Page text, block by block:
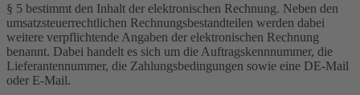
§ 5 bestimmt den Inhalt der elektronischen Rechnung. Neben den
umsatzsteuerrechtlichen Rechnungsbestandteilen werden dabei
weitere verpflichtende Angaben der elektronischen Rechnung
benannt. Dabei handelt es sich um die Auftragskennnummer, die
Lieferantennummer, die Zahlungsbedingungen sowie eine DE-Mail
oder E-Mail.